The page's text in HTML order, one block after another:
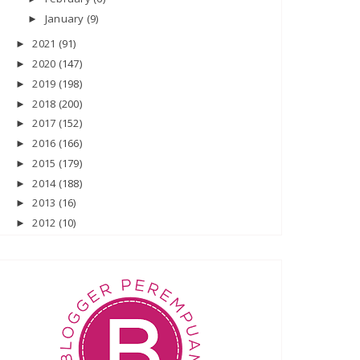
► January (9)
►2021 (91)
►2020 (147)
►2019 (198)
►2018 (200)
►2017 (152)
►2016 (166)
►2015 (179)
►2014 (188)
►2013 (16)
►2012 (10)